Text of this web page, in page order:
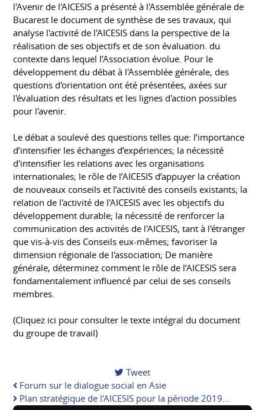
l'Avenir de l'AICESIS a présenté à l'Assemblée générale de
Bucarest le document de synthèse de ses travaux, qui
analyse l'activité de l'AICESIS dans la perspective de la
réalisation de ses objectifs et de son évaluation. du
contexte dans lequel l’Association évolue. Pour le
développement du débat à l'Assemblée générale, des
questions d'orientation ont été présentées, axées sur
l'évaluation des résultats et les lignes d'action possibles
pour l'avenir.
Le débat a soulevé des questions telles que: l’importance
d’intensifier les échanges d’expériences; la nécessité
d'intensifier les relations avec les organisations
internationales; le rôle de l’AICESIS d’appuyer la création
de nouveaux conseils et l’activité des conseils existants; la
relation de l'activité de l'AICESIS avec les objectifs du
développement durable; la nécessité de renforcer la
communication des activités de l'AICESIS, tant à l'étranger
que vis-à-vis des Conseils eux-mêmes; favoriser la
dimension régionale de l'association; De manière
générale, déterminez comment le rôle de l’AICESIS sera
fondamentalement influencé par celui de ses conseils
membres.
(Cliquez ici pour consulter le texte intégral du document
du groupe de travail)
Tweet
Forum sur le dialogue social en Asie
Plan stratégique de l'AICESIS pour la période 2019...